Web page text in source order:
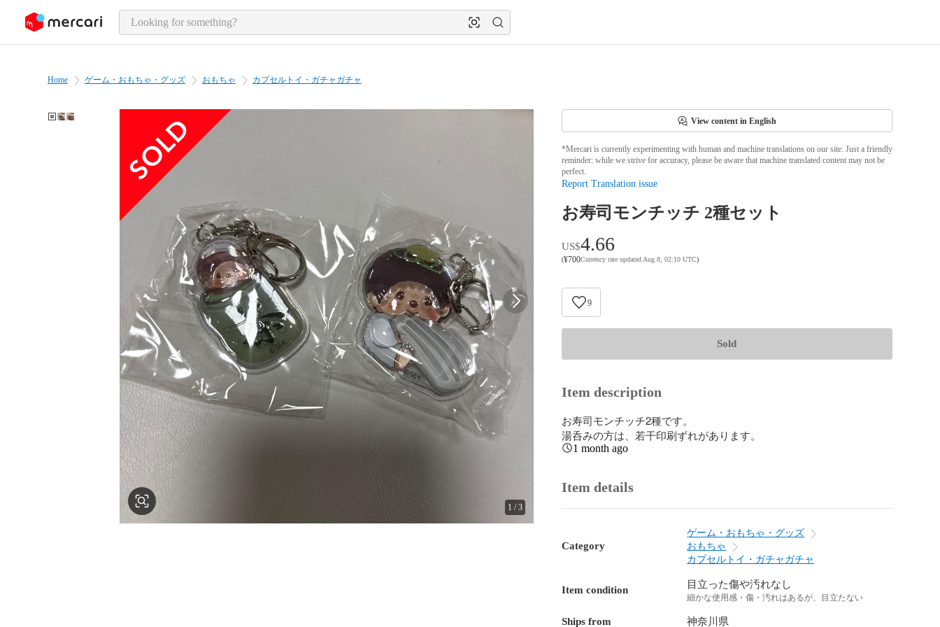
page content
Home ゲーム・おもちゃ・グッズ おもちゃ カプセルトイ・ガチャガチャ
1 /3
View content in English
*Mercari is currently experimenting with human and machine translations on our site. Just a friendly
reminder: while we strive for accuracy, please be aware that machine translated content may not be
perfect.
Report Translation issue
お寿司モンチッチ 2種セット
US$4.66
(¥700Currency rate updated Aug 8, 02:10 UTC)
9
Sold
Item description
お寿司モンチッチ2種です。
湯呑みの方は、若干印刷ずれがあります。
1 month ago
Item details
Category
ゲーム・おもちゃ・グッズ
おもちゃ
カプセルトイ・ガチャガチャ
Item condition 目立った傷や汚れなし
細かな使用感・傷・汚れはあるが、目立たない
Ships from 神奈川県